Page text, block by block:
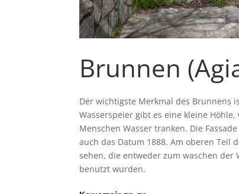
Brunnen
Der wichtigste Merkmal des Brunnens
Wasserspeier gibt es eine kleine
Menschen Wasser tranken. Die
auch das Datum 1888. Am oberen Teil
sehen, die entweder zum waschen der
benutzt wurden.